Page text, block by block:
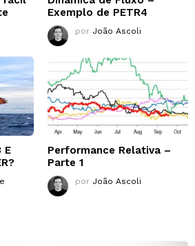
Exemplo de PETR4
por João Ascoli
E
Performance Relativa –
Parte 1
por João Ascoli